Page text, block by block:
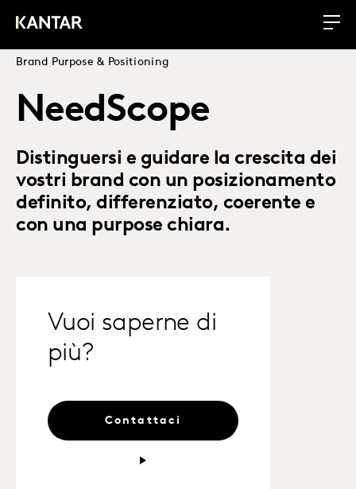
Brand Purpose & Positioning
NeedScope
Distinguersi e guidare la crescita dei
vostri brand con un posizionamento
definito, differenziato, coerente e
con una purpose chiara.
Vuoi saperne di
più?
Contattaci